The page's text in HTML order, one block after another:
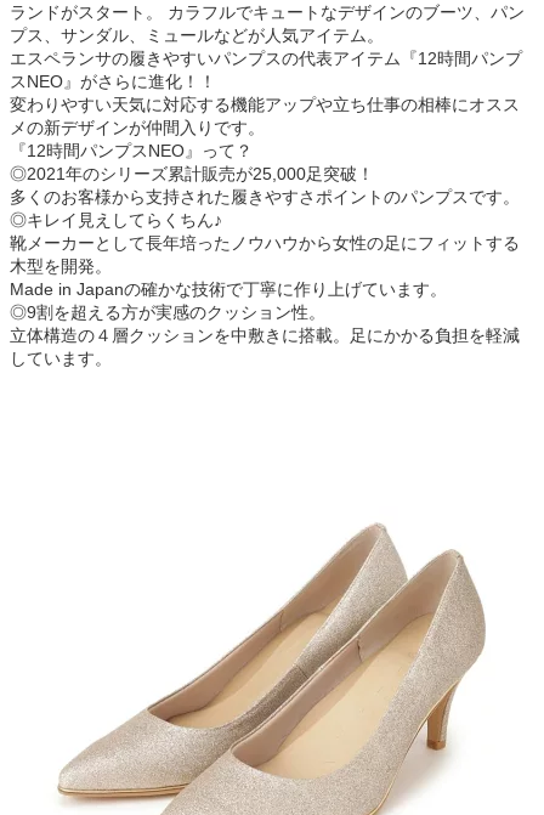
ランドがスタート。 カラフルでキュートなデザインのブーツ、パン
プス、サンダル、ミュールなどが人気アイテム。
エスペランサの履きやすいパンプスの代表アイテム『12時間パンプ
スNEO』がさらに進化！！
変わりやすい天気に対応する機能アップや立ち仕事の相棒にオスス
メの新デザインが仲間入りです。
『12時間パンプスNEO』って？
◎2021年のシリーズ累計販売が25,000足突破！
多くのお客様から支持された履きやすさポイントのパンプスです。
◎キレイ見えしてらくちん♪
靴メーカーとして長年培ったノウハウから女性の足にフィットする
木型を開発。
Made in Japanの確かな技術で丁寧に作り上げています。
◎9割を超える方が実感のクッション性。
立体構造の４層クッションを中敷きに搭載。足にかかる負担を軽減
しています。